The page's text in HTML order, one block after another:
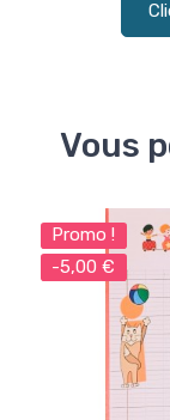
Vous
Promo !
-5,00 €